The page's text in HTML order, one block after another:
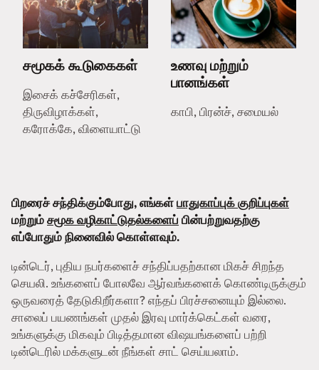
சமூகக் கூடுகைகள்
இசைக் கச்சேரிகள்,
திருவிழாக்கள்,
கரோக்கே, விளையாட்டு
உணவு மற்றும்
பானங்கள்
காபி, பிரன்ச், சமையல்
பிறரைச் சந்திக்கும்போது, எங்கள்பாதுகாப்புக் குறிப்புகள்
மற்றும்சமூக வழிகாட்டுதல்களைப் பின்பற்றுவதற்கு
எப்போதும் நினைவில் கொள்ளவும்.
டின்டெர், புதிய நபர்களைச் சந்திப்பதற்கான மிகச் சிறந்த
செயலி. உங்களைப் போலவே ஆர்வங்களைக் கொண்டிருக்கும்
ஒருவரைத் தேடுகிறீர்களா? எந்தப் பிரச்சனையும் இல்லை.
சாலைப் பயணங்கள் முதல் இரவு மார்க்கெட்கள் வரை,
உங்களுக்கு மிகவும் பிடித்தமான விஷயங்களைப் பற்றி
டின்டெரில் மக்களுடன் நீங்கள் சாட் செய்யலாம்.